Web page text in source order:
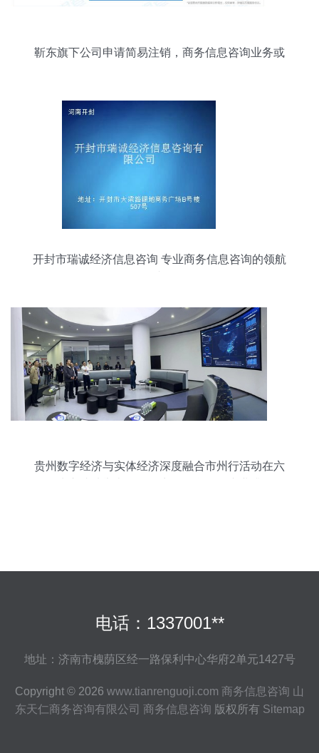
靳东旗下公司申请简易注销，商务信息咨询业务或
开封市瑞诚经济信息咨询 专业商务信息咨询的领航
贵州数字经济与实体经济深度融合市州行活动在六
电话：1337001**
地址：济南市槐荫区经一路保利中心华府2单元1427号
Copyright © 2026 www.tianrenguoji.com 商务信息咨询 山
东天仁商务咨询有限公司 商务信息咨询 版权所有 Sitemap